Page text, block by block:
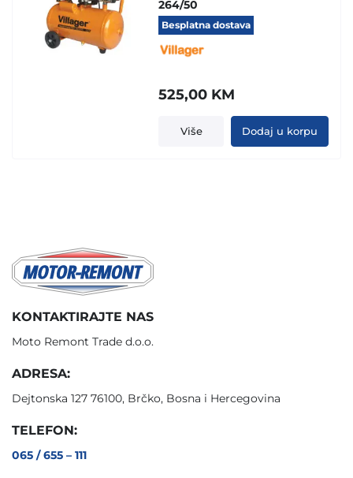
264/50
Besplatna dostava
525,00 KM
Više Dodaj u korpu
KONTAKTIRAJTE NAS
Moto Remont Trade d.o.o.
ADRESA:
Dejtonska 127 76100, Brčko, Bosna i Hercegovina
TELEFON:
065 / 655 – 111